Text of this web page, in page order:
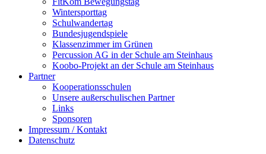
Wintersporttag
Schulwandertag
Bundesjugendspiele
Klassenzimmer im Grünen
Percussion AG in der Schule am Steinhaus
Koobo-Projekt an der Schule am Steinhaus
Partner
Kooperationsschulen
Unsere außerschulischen Partner
Links
Sponsoren
Impressum / Kontakt
Datenschutz